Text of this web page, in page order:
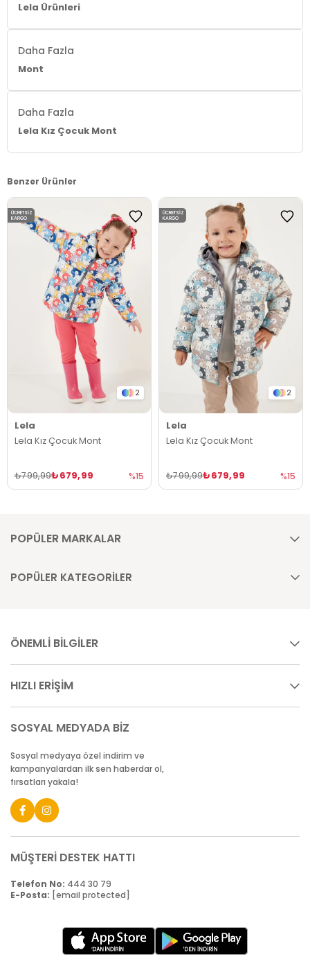
Lela Ürünleri
Daha Fazla
Mont
Daha Fazla
Lela Kız Çocuk Mont
Benzer Ürünler
2
Lela
Lela Kız Çocuk Mont
₺679,99
₺799,99 %15
ÜCRETSIZ
KARGO
2
Lela
Lela Kız Çocuk Mont
₺679,99
₺799,99 %15
ÜCRETSIZ
KARGO
POPÜLER MARKALAR
POPÜLER KATEGORİLER
ÖNEMLİ BİLGİLER
HIZLI ERİŞİM
SOSYAL MEDYADA BİZ
Sosyal medyaya özel indirim ve
kampanyalardan ilk sen haberdar ol,
fırsatları yakala!
MÜŞTERİ DESTEK HATTI
Telefon No: 444 30 79
E-Posta: [email protected]